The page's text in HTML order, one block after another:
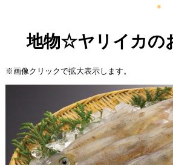
地物☆ヤリイカの
※画像クリックで拡大表示します。